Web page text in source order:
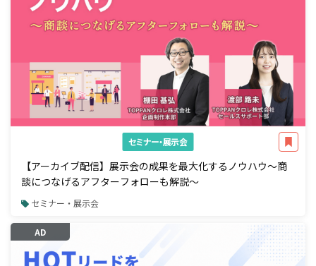
セミナー・展示会
【アーカイブ配信】展示会の成果を最大化するノウハウ～商
談につなげるアフターフォローも解説～
セミナー・展示会
AD